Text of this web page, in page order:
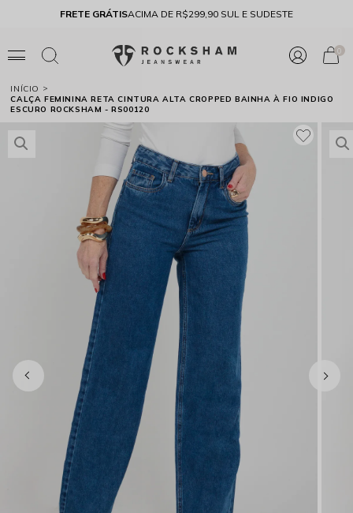
FRETE GRÁTISACIMA DE R$299,90 SUL E SUDESTE
0
INÍCIO
CALÇA FEMININA RETA CINTURA ALTA CROPPED BAINHA À FIO INDIGO
ESCURO ROCKSHAM - RS00120